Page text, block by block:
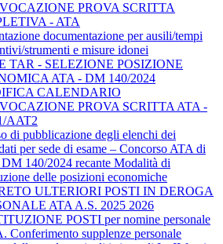
PROVA SCRITTA
- ATA
documentazione per ausili/tempi
strumenti e misure idonei
TAR - SELEZIONE POSIZIONE
ATA - DM 140/2024
CALENDARIO
PROVA SCRITTA ATA -
AAT2
di pubblicazione degli elenchi dei
per sede di esame – Concorso ATA di
140/2024 recante Modalità di
delle posizioni economiche
ULTERIORI POSTI IN DEROGA
ATA A.S. 2025 2026
POSTI per nomine personale
Conferimento supplenze personale